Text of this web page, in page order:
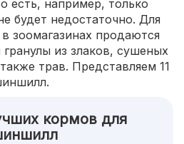
есть, например, только
будет недостаточно. Для
зоомагазинах продаются
из злаков, сушеных
трав. Представляем 11
кормов для